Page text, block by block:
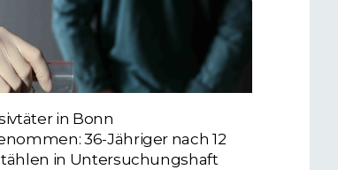
in Bonn
36-Jähriger nach 12
in Untersuchungshaft